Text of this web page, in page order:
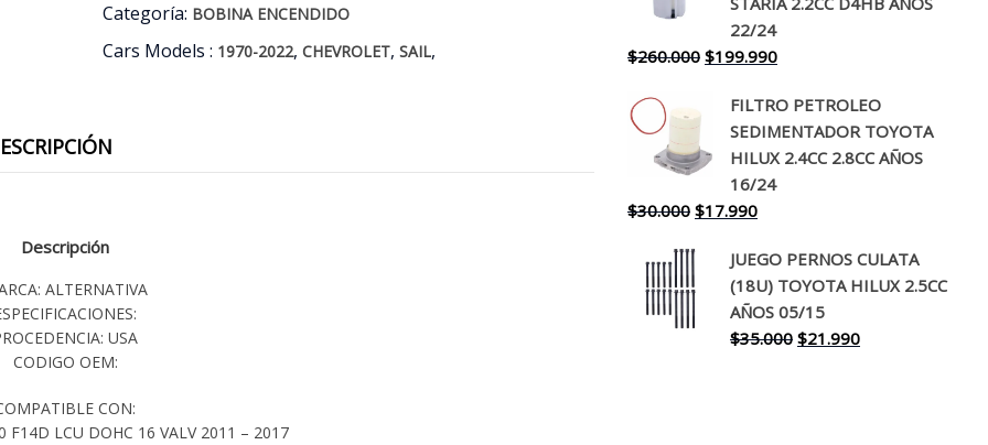
Categoría: BOBINA ENCENDIDO
Cars Models : 1970-2022,CHEVROLET,SAIL,
Descripción
ALTERNATIVA
USA
CODIGO OEM:
CON:
F14D LCU DOHC 16 VALV 2011 – 2017
$650.000.$519.990.
22/24
$260.000 El
original
era:
$260.000.
$199.990El
actual
es:
$199.990.
FILTRO PETROLEO
SEDIMENTADOR TOYOTA
HILUX 2.4CC 2.8CC AÑOS
16/24
$30.000 El
original
era:
$30.000.
$17.990El
actual
es:
$17.990.
JUEGO PERNOS CULATA
(18U) TOYOTA HILUX 2.5CC
AÑOS 05/15
$35.000 El
$21.990El